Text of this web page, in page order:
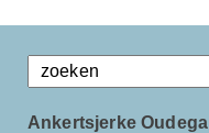
Ankertsjerke Oudega